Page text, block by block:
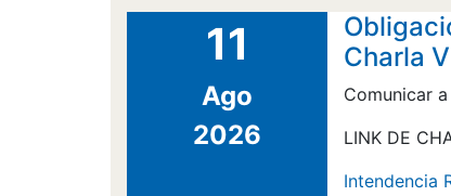
11
Ago
2026
Charla
Comunicar
LINK DE
Intendencia